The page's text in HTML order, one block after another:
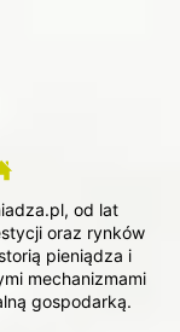
od lat
oraz rynków
pieniądza i
mechanizmami
gospodarką.